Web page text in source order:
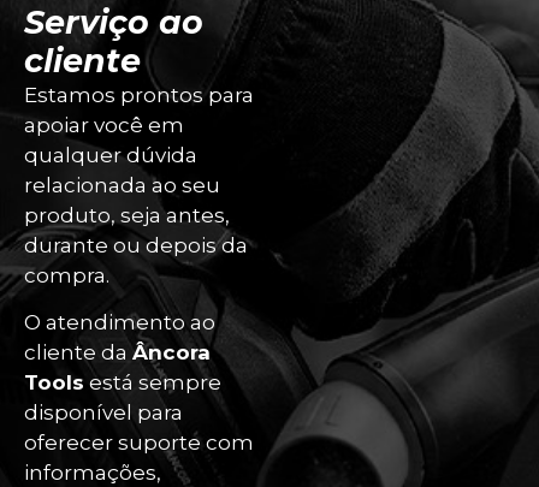
Serviço ao
cliente
Estamos prontos para
apoiar você em
qualquer dúvida
relacionada ao seu
produto, seja antes,
durante ou depois da
compra.
O atendimento ao
cliente da Âncora
Tools está sempre
disponível para
oferecer suporte com
informações,